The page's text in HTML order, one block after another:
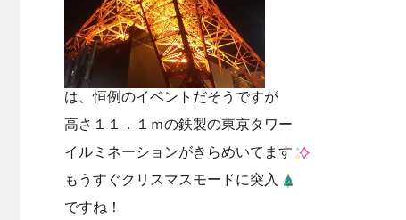
は、恒例のイベントだそうですが
高さ１１．１ｍの鉄製の東京タワー
イルミネーションがきらめいてます
もうすぐクリスマスモードに突入
ですね！